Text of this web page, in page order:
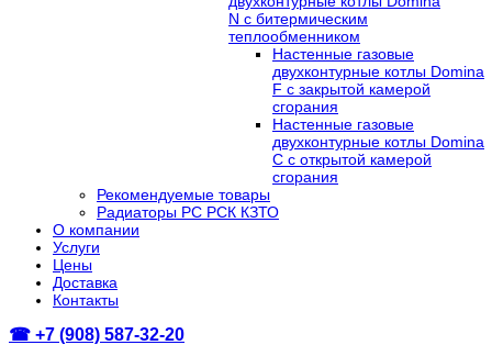
N с битермическим
теплообменником
Настенные газовые
двухконтурные котлы Domina
F с закрытой камерой
сгорания
Настенные газовые
двухконтурные котлы Domina
C с открытой камерой
сгорания
Рекомендуемые товары
Радиаторы РС РСК КЗТО
О компании
Услуги
Цены
Доставка
Контакты
☎ +7 (908) 587-32-20